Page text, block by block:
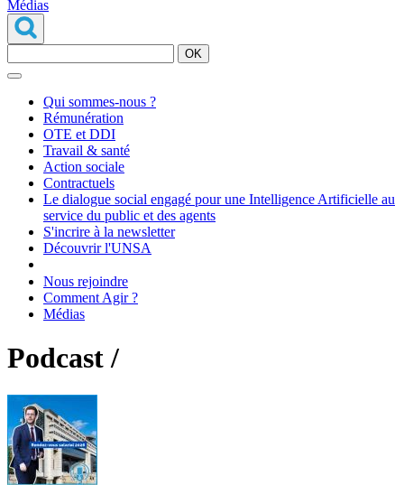
Médias
OK
Qui sommes-nous ?
Rémunération
OTE et DDI
Travail & santé
Action sociale
Contractuels
Le dialogue social engagé pour une Intelligence Artificielle au
service du public et des agents
S'incrire à la newsletter
Découvrir l'UNSA
Nous rejoindre
Comment Agir ?
Médias
Podcast /